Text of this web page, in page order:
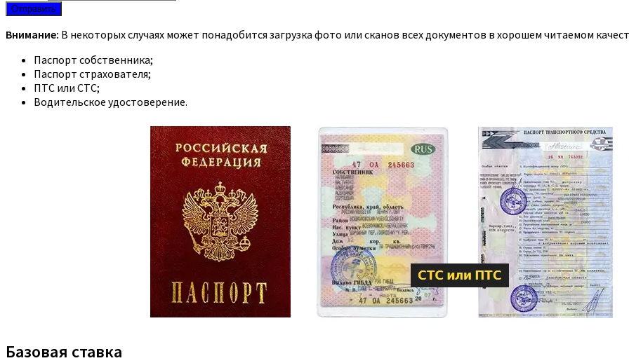
Отправить
Внимание: В некоторых случаях может понадобится загрузка фото или сканов всех документов в хорошем читаемом
Паспорт собственника;
Паспорт страхователя;
ПТС или СТС;
Водительское удостоверение.
Базовая ставка